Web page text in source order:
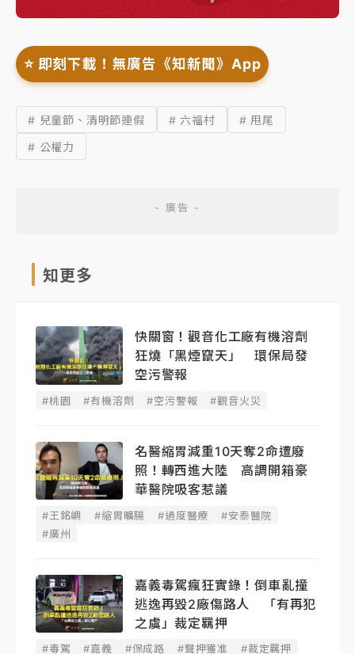
⭐️ 即刻下載！無廣告《知新聞》App
# 兒童節、清明節連假 # 六福村
# 甩尾
# 公權力
知更多
快關窗！觀音化工廠有機溶劑
狂燒「黑煙竄天」 環保局發
空污警報
#桃園 #有機溶劑 #空污警報 #觀音火災
名醫縮胃減重10天奪2命遭廢
照！轉西進大陸 高調開箱豪
華醫院吸客惹議
#王銘嶼 #縮胃曠腸 #過度醫療
#安泰醫院
#廣州
嘉義毒駕瘋狂實錄！倒車亂撞
逃逸再毀2廠傷路人 「有再犯
之虞」裁定羈押
#毒駕 #嘉義 #保成路 #聲押獲准 #裁定羈押